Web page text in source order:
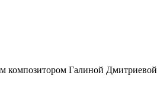
композитором Галиной Дмитриевой